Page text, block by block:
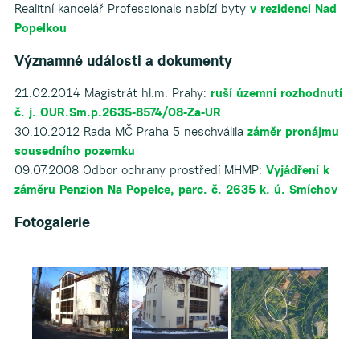
Realitní kancelář Professionals nabízí byty v rezidenci Nad
Popelkou
Významné události a dokumenty
21.02.2014 Magistrát hl.m. Prahy: ruší územní rozhodnutí
č. j. OUR.Sm.p.2635-8574/08-Za-UR
30.10.2012 Rada MČ Praha 5 neschválila záměr pronájmu
sousedního pozemku
09.07.2008 Odbor ochrany prostředí MHMP: Vyjádření k
záměru Penzion Na Popelce, parc. č. 2635 k. ú. Smíchov
Fotogalerie